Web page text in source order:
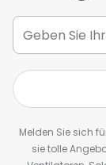
Melden Sie sich
sie tolle